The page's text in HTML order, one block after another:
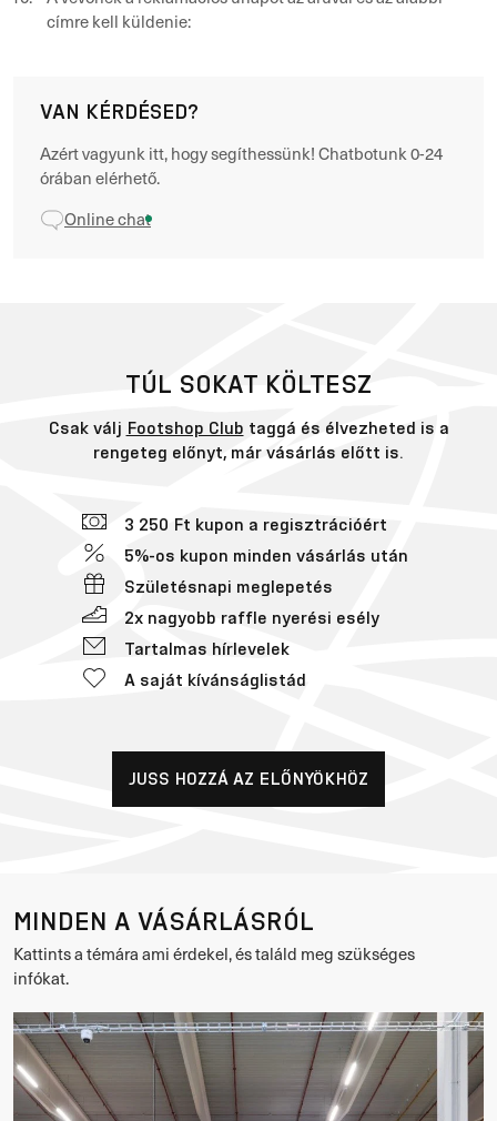
VAN KÉRDÉSED?
Azért vagyunk itt, hogy segíthessünk! Chatbotunk 0-24
órában elérhető.
Online chat
címre kell küldenie:
TÚL SOKAT KÖLTESZ
Csak válj Footshop Club taggá és élvezheted is a
rengeteg előnyt, már vásárlás előtt is.
3 250 Ft kupon a regisztrációért
5%-os kupon minden vásárlás után
Születésnapi meglepetés
2x nagyobb raffle nyerési esély
Tartalmas hírlevelek
A saját kívánságlistád
JUSS HOZZÁ AZ ELŐNYÖKHÖZ
MINDEN A VÁSÁRLÁSRÓL
Kattints a témára ami érdekel, és találd meg szükséges
infókat.